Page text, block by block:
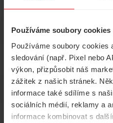
Používáme soubory cookies
Používáme soubory cookies
sledování (např. Pixel nebo
výkon, přizpůsobit náš
zážitek z našich stránek.
informace také sdílíme s
sociálních médií, reklamy a
informace kombinovat s
Volání, internet, TV
Životní pojištění